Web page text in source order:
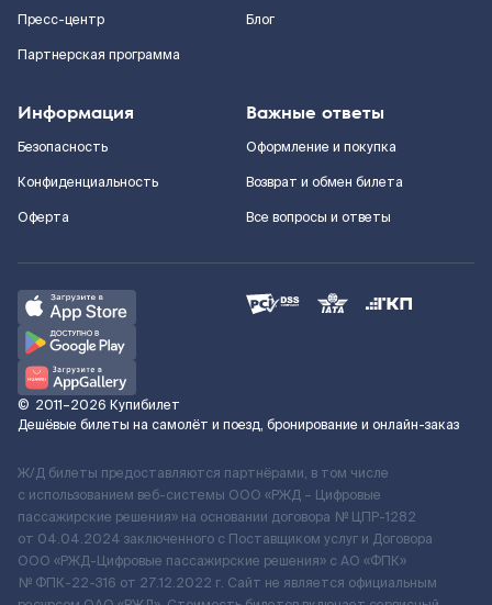
Пресс-центр
Партнерская программа
Блог
Информация
Безопасность
Конфиденциальность
Оферта
Важные ответы
Оформление и покупка
Возврат и обмен билета
Все вопросы и ответы
© 2011–2026 Купибилет
Дешёвые билеты на самолёт и поезд, бронирование и онлайн-заказ
Ж/Д билеты предоставляются партнёрами, в том числе
с использованием веб-системы ООО «РЖД – Цифровые
пассажирские решения» на основании договора № ЦПР-1282
от 04.04.2024 заключенного с Поставщиком услуг и Договора
ООО «РЖД-Цифровые пассажирские решения» c АО «ФПК»
№ ФПК-22-316 от 27.12.2022 г. Сайт не является официальным